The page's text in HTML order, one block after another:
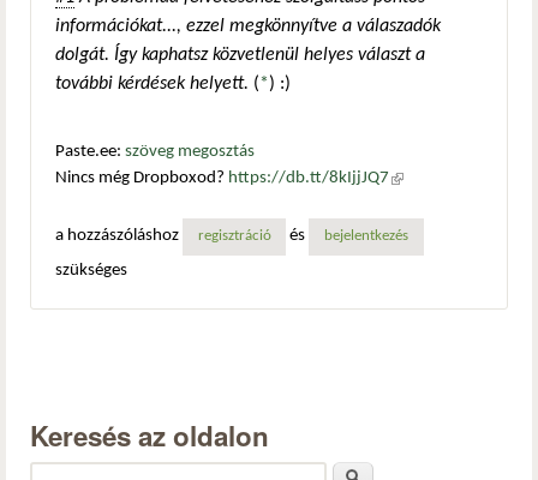
információkat..., ezzel megkönnyítve a válaszadók
dolgát. Így kaphatsz közvetlenül helyes választ a
további kérdések helyett. (*) :)
Paste.ee: szöveg megosztás
Nincs még Dropboxod? https://db.tt/8kIjjJQ7 (külső
a hozzászóláshoz
regisztráció és bejelentkezés
szükséges
Keresés az oldalon